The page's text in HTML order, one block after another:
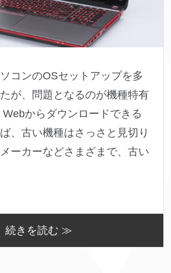
コンのOSセットアップを多
が、問題となるのが機種特有
からダウンロードできる
、古い機種はさっさと見切り
ーカーなどさまざまで、古い
続きを読む ≫